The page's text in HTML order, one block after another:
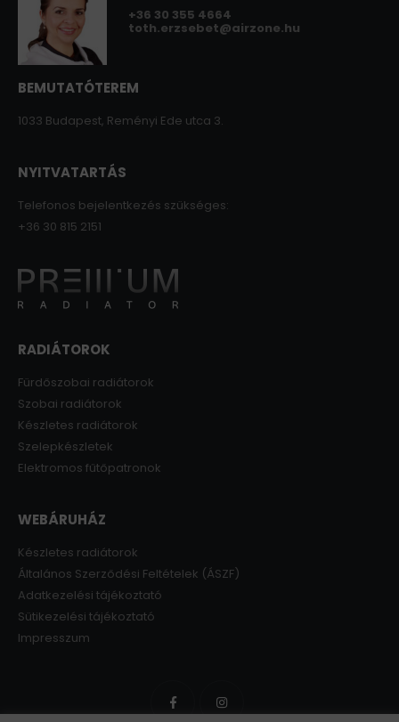
+36 30 355 4664
toth.erzsebet@airzone.hu
BEMUTATÓTEREM
1033 Budapest, Reményi Ede utca 3.
NYITVATARTÁS
Telefonos bejelentkezés szükséges:
+36 30 815 2151
RADIÁTOROK
Fürdőszobai radiátorok
Szobai radiátorok
Készletes radiátorok
Szelepkészletek
Elektromos fűtőpatronok
WEBÁRUHÁZ
Készletes radiátorok
Általános Szerződési Feltételek (ÁSZF)
Adatkezelési tájékoztató
Sütikezelési tájékoztató
Impresszum